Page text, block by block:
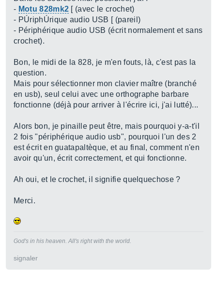
- Motu 828mk2 [ (avec le crochet)
- PÚriphÚrique audio USB [ (pareil)
- Périphérique audio USB (écrit normalement et sans
crochet).
Bon, le midi de la 828, je m'en fouts, là, c'est pas la
question.
Mais pour sélectionner mon clavier maître (branché
en usb), seul celui avec une orthographe barbare
fonctionne (déjà pour arriver à l'écrire ici, j'ai lutté)...
Alors bon, je pinaille peut être, mais pourquoi y-a-t'il
2 fois "périphérique audio usb", pourquoi l'un des 2
est écrit en guatapaltèque, et au final, comment n'en
avoir qu'un, écrit correctement, et qui fonctionne.
Ah oui, et le crochet, il signifie quelquechose ?
Merci.
God's in his heaven. All's right with the world.
signaler